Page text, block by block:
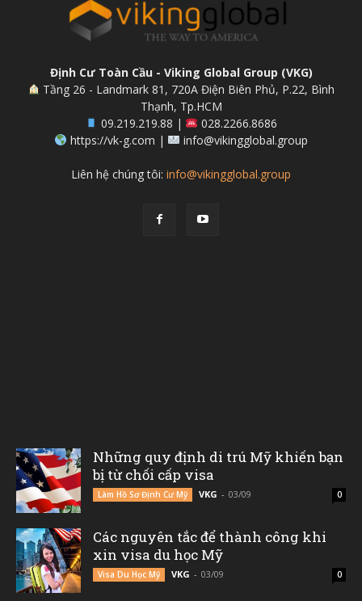
Định Cư Toàn Cầu - Viking Global Group (VKG)
Tầng 26 - Landmark 81, 720A Điện Biên Phủ, P.22, Bình
Thạnh, Tp.HCM
09.219.219.88 |
028.2266.8686
https://vk-g.com |
info@vikingglobal.group
Liên hệ chúng tôi: info@vikingglobal.group
Những quy định di trú Mỹ khiến bạn
bị từ chối cấp visa
Làm Hồ Sơ Định Cư Mỹ VKG - 03/09 0
Các nguyên tắc để thành công khi
xin visa du học Mỹ
Visa Du Học Mỹ VKG - 03/09 0